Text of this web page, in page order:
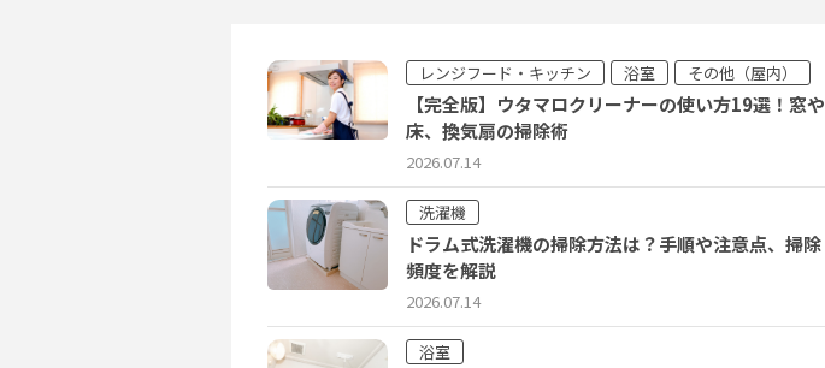
レンジフード・キッチン 浴室 その他（屋内）
【完全版】ウタマロクリーナーの使い方19選！窓や
床、換気扇の掃除術
2026.07.14
洗濯機
ドラム式洗濯機の掃除方法は？手順や注意点、掃除
頻度を解説
2026.07.14
浴室